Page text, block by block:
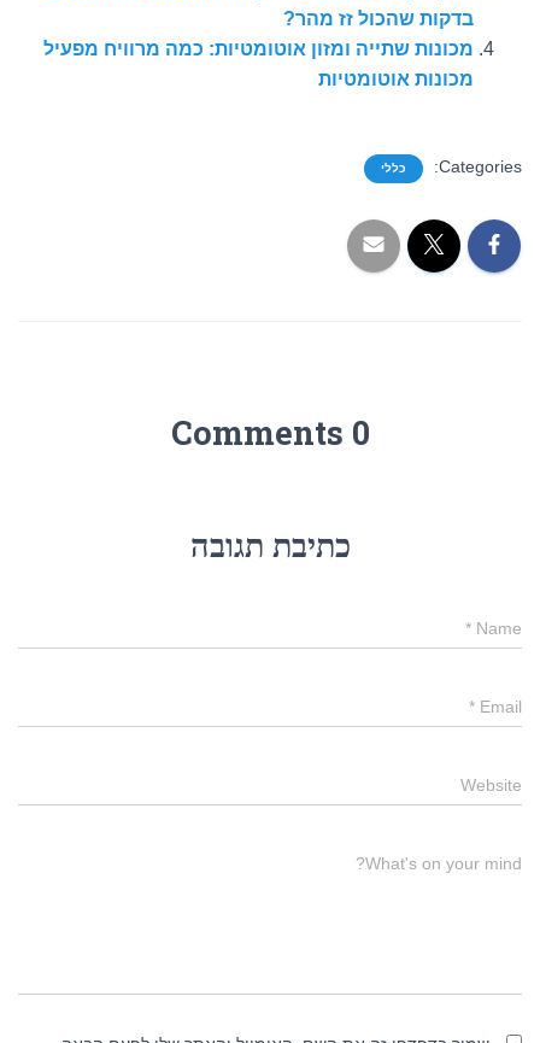
בדקות שהכול זז מהר?
מכונות שתייה ומזון אוטומטיות: כמה מרוויח מפעיל
מכונות אוטומטיות
Categories: כללי
0 Comments
כתיבת תגובה
Name
*
Email
*
Website
What's on your mind?